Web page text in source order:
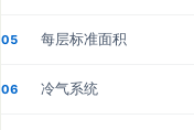
05 每层标准面积
06 冷气系统